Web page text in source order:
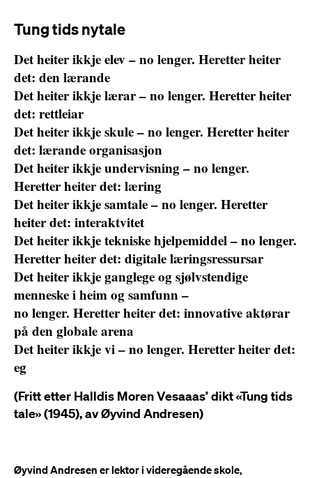
Tung tids nytale
Det heiter ikkje elev – no lenger. Heretter heiter
det: den lærande
Det heiter ikkje lærar – no lenger. Heretter heiter
det: rettleiar
Det heiter ikkje skule – no lenger. Heretter heiter
det: lærande organisasjon
Det heiter ikkje undervisning – no lenger.
Heretter heiter det: læring
Det heiter ikkje samtale – no lenger. Heretter
heiter det: interaktvitet
Det heiter ikkje tekniske hjelpemiddel – no lenger.
Heretter heiter det: digitale læringsressursar
Det heiter ikkje ganglege og sjølvstendige
menneske i heim og samfunn –
no lenger. Heretter heiter det: innovative aktørar
på den globale arena
Det heiter ikkje vi – no lenger. Heretter heiter det:
eg
(Fritt etter Halldis Moren Vesaaas’ dikt «Tung tids
tale» (1945), av Øyvind Andresen)
Øyvind Andresen er lektor i videregående skole,